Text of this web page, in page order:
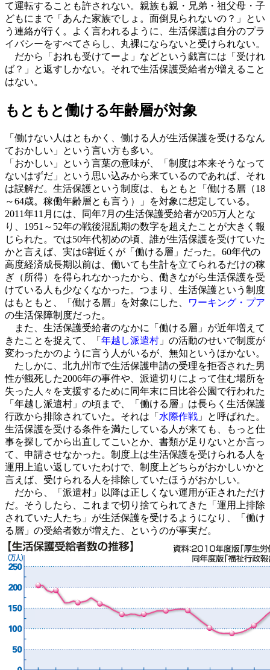
て運転することも許されない。親族も親・兄弟・祖父母・子
どもにまで「あんた家族でしょ。面倒見られないの？」とい
う連絡が行く。よく言われるように、生活保護は自分のプラ
イバシーをすべてさらし、丸裸にならないと受けられない。
だから「おれも受けてーよ」などという戯言には「受けれ
ば？」と返すしかない。それで生活保護受給者が増えること
はない。
もともと働ける年齢層が対象
「働けない人はともかく、働ける人が生活保護を受けるなん
ておかしい」という言い方も多い。
「おかしい」という言葉の意味が、「制度は本来そうなって
ないはずだ」という思い込みから来ているのであれば、それ
は誤解だ。生活保護という制度は、もともと「働ける層（18
～64歳。稼働年齢層とも言う）」を対象に想定している。
2011年11月には、同年7月の生活保護受給者が205万人とな
り、1951～52年の戦後混乱期の数字を超えたことが大きく報
じられた。では50年代初めの頃、誰が生活保護を受けていた
かと言えば、実は6割近くが「働ける層」だった。60年代の
高度経済成長期以前は、働いても生計を立てられるだけの稼
ぎ（所得）を得られなかったから、働きながら生活保護を受
けている人も少なくなかった。つまり、生活保護という制度
はもともと、「働ける層」を対象にした、
ワーキング・プア
の生活保障制度だった。
また、生活保護受給者のなかに「働ける層」が近年増えて
きたことを捉えて、「 年越し派遣村 」の活動のせいで制度が
変わったかのように言う人がいるが、無知というほかない。
たしかに、北九州市で生活保護申請の受理を拒否された男
性が餓死した2006年の事件や、派遣切りによって住む場所を
失った人々を支援するために同年末に日比谷公園で行われた
「年越し派遣村」の頃まで、「働ける層」は長らく生活保護
行政から排除されていた。それは「 水際作戦 」と呼ばれた。
生活保護を受ける条件を満たしている人が来ても、もっと仕
事を探してから出直してこいとか、書類が足りないとか言っ
て、申請させなかった。制度上は生活保護を受けられる人を
運用上追い返していたわけで、制度上どちらがおかしいかと
言えば、受けられる人を排除していたほうがおかしい。
だから、「派遣村」以降は正しくない運用が正されただけ
だ。そうしたら、これまで切り捨てられてきた「運用上排除
されていた人たち」が生活保護を受けるようになり、「働け
る層」の受給者数が増えた、というのが事実だ。